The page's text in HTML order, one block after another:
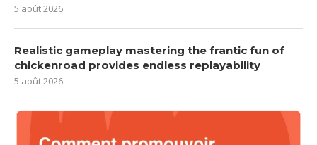
5 août 2026
Realistic gameplay mastering the frantic fun of
chickenroad provides endless replayability
5 août 2026